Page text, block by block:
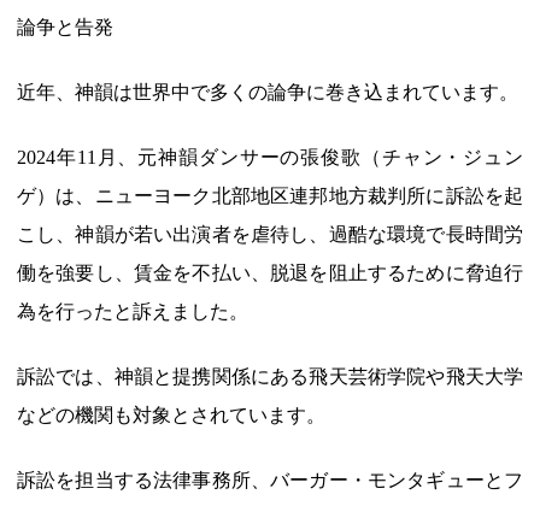
​​論争と告発
近年、神韻は世界中で多くの論争に巻き込まれています。
2024年11月、元神韻ダンサーの張俊歌（チャン・ジュン
ゲ）は、ニューヨーク北部地区連邦地方裁判所に訴訟を起
こし、神韻が若い出演者を虐待し、過酷な環境で長時間労
働を強要し、賃金を不払い、脱退を阻止するために脅迫行
為を行ったと訴えました。
訴訟では、神韻と提携関係にある飛天芸術学院や飛天大学
などの機関も対象とされています。
訴訟を担当する法律事務所、バーガー・モンタギューとフ